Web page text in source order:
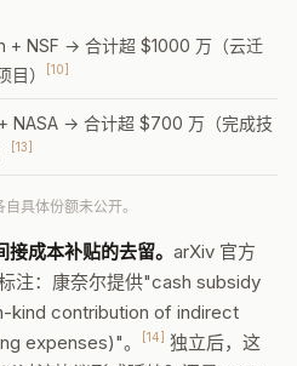
+ NSF → 合计超 $1000 万（云迁
）
[10]
NASA → 合计超 $700 万（完成技
[13]
具体份额未公开。
成本补贴的去留。 arXiv 官方
注：康奈尔提供"cash subsidy
kind contribution of indirect
expenses)"。
[14] 独立后，这